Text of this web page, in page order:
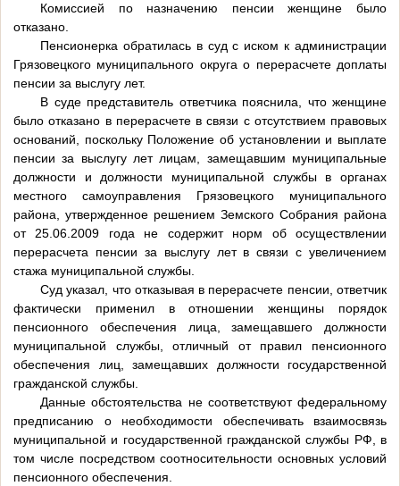
Комиссией по назначению пенсии женщине было
отказано.
Пенсионерка обратилась в суд с иском к администрации
Грязовецкого муниципального округа о перерасчете доплаты
пенсии за выслугу лет.
В суде представитель ответчика пояснила, что женщине
было отказано в перерасчете в связи с отсутствием правовых
оснований, поскольку Положение об установлении и выплате
пенсии за выслугу лет лицам, замещавшим муниципальные
должности и должности муниципальной службы в органах
местного самоуправления Грязовецкого муниципального
района, утвержденное решением Земского Собрания района
от 25.06.2009 года не содержит норм об осуществлении
перерасчета пенсии за выслугу лет в связи с увеличением
стажа муниципальной службы.
Суд указал, что отказывая в перерасчете пенсии, ответчик
фактически применил в отношении женщины порядок
пенсионного обеспечения лица, замещавшего должности
муниципальной службы, отличный от правил пенсионного
обеспечения лиц, замещавших должности государственной
гражданской службы.
Данные обстоятельства не соответствуют федеральному
предписанию о необходимости обеспечивать взаимосвязь
муниципальной и государственной гражданской службы РФ, в
том числе посредством соотносительности основных условий
пенсионного обеспечения.